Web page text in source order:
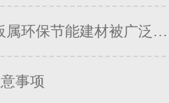
属环保节能建材被广泛…
事项